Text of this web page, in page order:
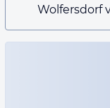
Wolfersdorf